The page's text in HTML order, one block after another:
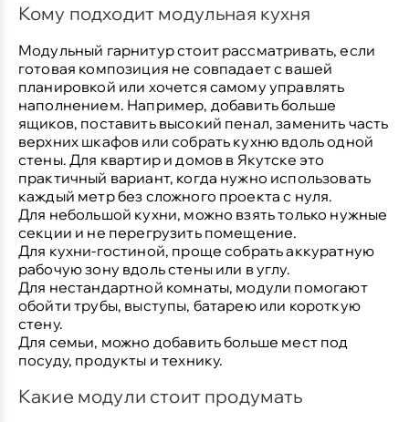
Кому подходит модульная кухня
Модульный гарнитур стоит рассматривать, если
готовая композиция не совпадает с вашей
планировкой или хочется самому управлять
наполнением. Например, добавить больше
ящиков, поставить высокий пенал, заменить часть
верхних шкафов или собрать кухню вдоль одной
стены. Для квартир и домов в Якутске это
практичный вариант, когда нужно использовать
каждый метр без сложного проекта с нуля.
Для небольшой кухни, можно взять только нужные
секции и не перегрузить помещение.
Для кухни-гостиной, проще собрать аккуратную
рабочую зону вдоль стены или в углу.
Для нестандартной комнаты, модули помогают
обойти трубы, выступы, батарею или короткую
стену.
Для семьи, можно добавить больше мест под
посуду, продукты и технику.
Какие модули стоит продумать